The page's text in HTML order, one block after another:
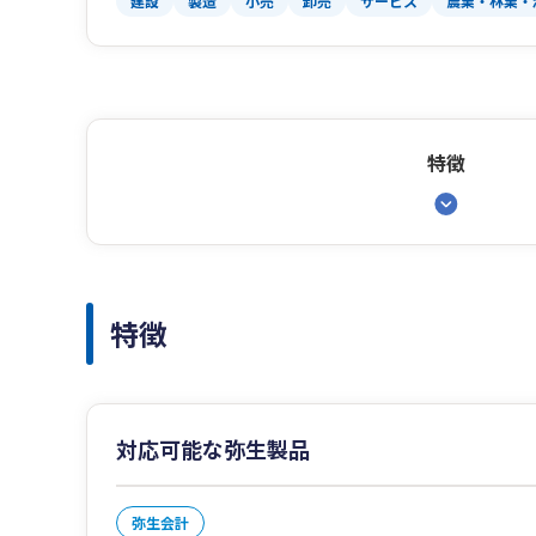
特徴
特徴
対応可能な弥生製品
弥生会計